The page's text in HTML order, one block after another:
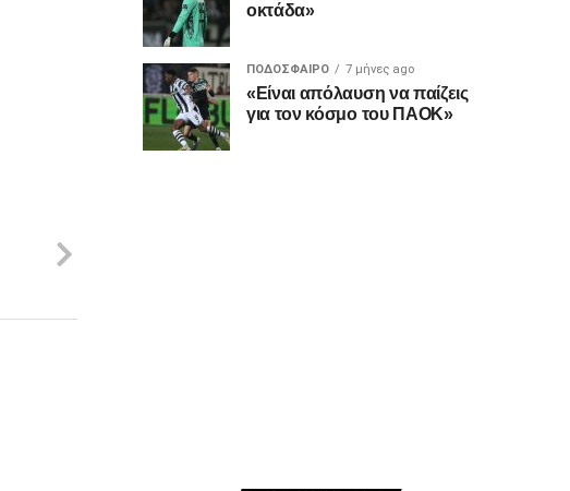
οκτάδα»
ΠΟΔΌΣΦΑΙΡΟ 7 μήνες ago
«Είναι απόλαυση να παίζεις
για τον κόσμο του ΠΑΟΚ»